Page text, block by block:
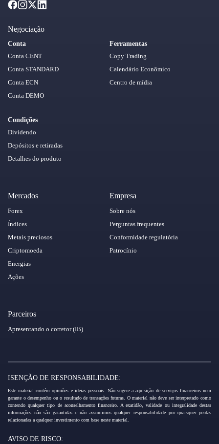
Negociação
Conta
Conta CENT
Conta STANDARD
Conta ECN
Conta DEMO
Condições
Dividendo
Depósitos e retiradas
Detalhes do produto
Ferramentas
Copy Trading
Calendário Econômico
Centro de mídia
Mercados
Forex
Índices
Metais preciosos
Criptomoeda
Energias
Ações
Empresa
Sobre nós
Perguntas frequentes
Conformidade regulatória
Patrocínio
Parceiros
Apresentando o corretor (IB)
ISENÇÃO DE RESPONSABILIDADE:
Este material contém opiniões e ideias pessoais. Não sugere a aquisição de serviços financeiros nem
garante o desempenho ou o resultado de transações futuras. O material não deve ser interpretado como
contendo qualquer tipo de aconselhamento financeiro. A exatidão, validade ou integralidade destas
informações não são garantidas e não assumimos qualquer responsabilidade por quaisquer perdas
relacionadas a qualquer investimento com base neste material.
AVISO DE RISCO: